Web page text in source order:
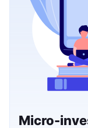
Micro-